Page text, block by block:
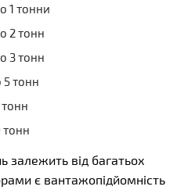
1 тонни
2 тонн
3 тонн
тонн
тонн
залежить від багатьох
є вантажопідйомність